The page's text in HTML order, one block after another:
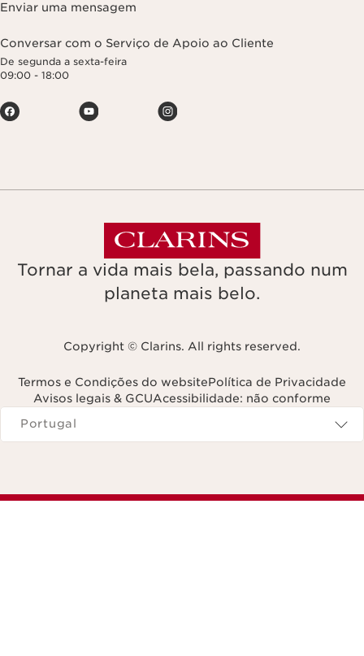
Enviar uma mensagem
Conversar com o Serviço de Apoio ao Cliente
De segunda a sexta-feira
09:00 - 18:00
Tornar a vida mais bela, passando num
planeta mais belo.
Copyright © Clarins. All rights reserved.
Termos e Condições do websitePolítica de Privacidade
Avisos legais & GCUAcessibilidade: não conforme
Navega para
Portugal